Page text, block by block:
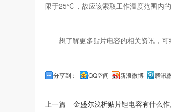
限于25℃，故应该索取工作温度范围内
想了解更多贴片电容的相关资讯，可
分享到： QQ空间 新浪微博 腾讯
上一篇 金盛尔浅析贴片钽电容有什么作